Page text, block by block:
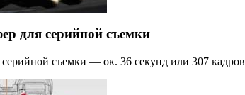
для серийной съемки
съемки — ок. 36 секунд или 307 кадров